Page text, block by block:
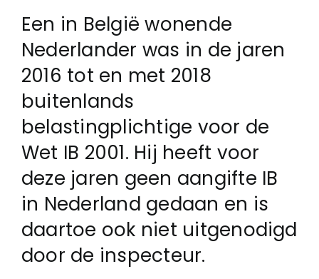
Login
Klachtenregeling
Contact
Een in België wonende
Nederlander was in de jaren
2016 tot en met 2018
buitenlands
belastingplichtige voor de
Wet IB 2001. Hij heeft voor
deze jaren geen aangifte IB
in Nederland gedaan en is
daartoe ook niet uitgenodigd
door de inspecteur.